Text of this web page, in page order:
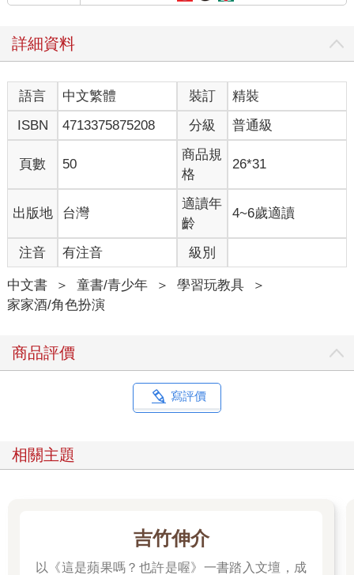
詳細資料
語言 中文繁體 裝訂
精裝
ISBN
4713375875208 分級 普通級
頁數 50
商品規
格
26*31
出版地 台灣
適讀年
齡
4~6歲適讀
注音 有注音 級別
中文書 ＞ 童書/青少年 ＞ 學習玩教具
＞
家家酒/角色扮演
商品評價
寫評價
相關主題
吉竹伸介
以《這是蘋果嗎？也許是喔》一書踏入文壇，成